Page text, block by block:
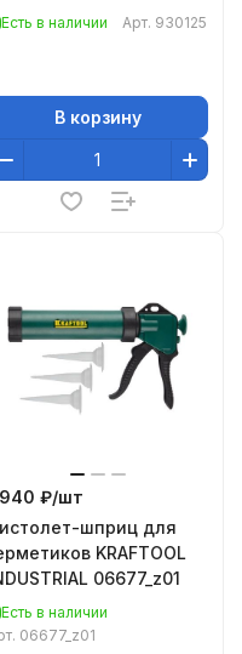
Есть в наличии Арт. 930125
В корзину
₽/шт
шприц для
KRAFTOOL
06677_z01
Есть в наличии
06677_z01